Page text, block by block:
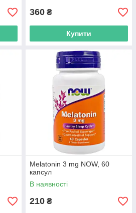
360 ₴
Купити
Melatonin 3 mg NOW, 60
капсул
В наявності
210 ₴